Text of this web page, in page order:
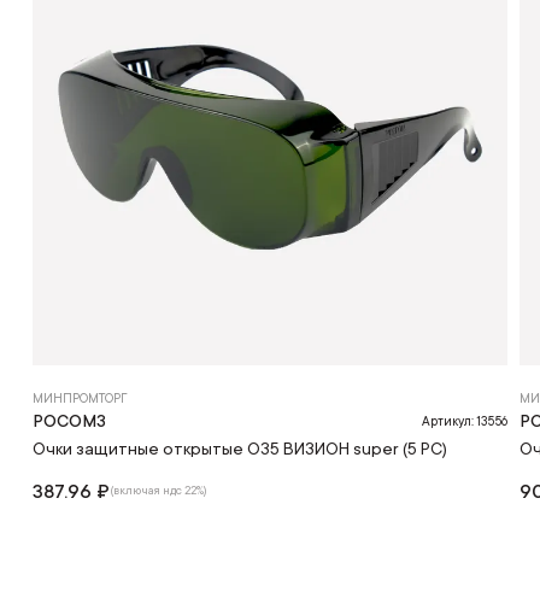
МИНПРОМТОРГ
РОСОМЗ Артикул: 13556
Очки защитные открытые О35 ВИЗИОН super (5 PC)
387.96 ₽(включая ндс 22%)